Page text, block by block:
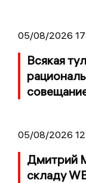
05/08/2026
Всякая
05/08/2026
Дмитрий
складу